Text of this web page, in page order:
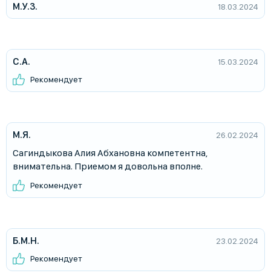
М.У.З. 18.03.2024
С.А.
15.03.2024
Рекомендует
М.Я. 26.02.2024
Сагиндыкова Алия Абхановна компетентна,
внимательна. Приемом я довольна вполне.
Рекомендует
Б.М.Н.
23.02.2024
Рекомендует